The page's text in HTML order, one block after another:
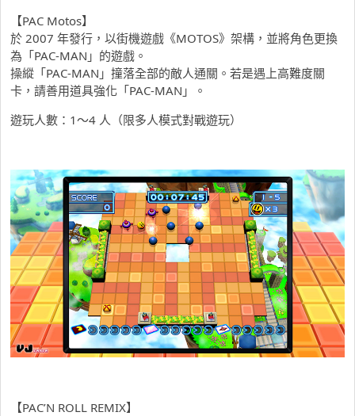
【PAC Motos】
於 2007 年發行，以街機遊戲《MOTOS》架構，並將角色更換
為「PAC-MAN」的遊戲。
操縱「PAC-MAN」撞落全部的敵人通關。若是遇上高難度關
卡，請善用道具強化「PAC-MAN」。
遊玩人數：1～4 人（限多人模式對戰遊玩）
【PAC’N ROLL REMIX】